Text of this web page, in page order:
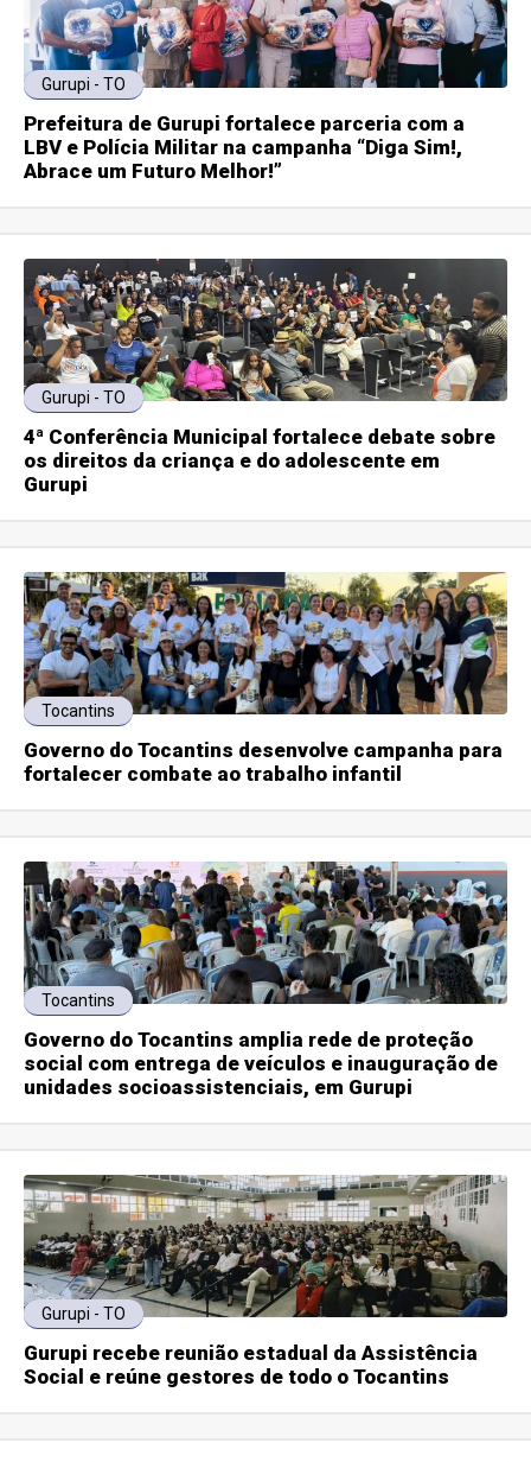
Gurupi - TO
Prefeitura de Gurupi fortalece parceria com a
LBV e Polícia Militar na campanha “Diga Sim!,
Abrace um Futuro Melhor!”
Gurupi - TO
4ª Conferência Municipal fortalece debate sobre
os direitos da criança e do adolescente em
Gurupi
Tocantins
Governo do Tocantins desenvolve campanha para
fortalecer combate ao trabalho infantil
Tocantins
Governo do Tocantins amplia rede de proteção
social com entrega de veículos e inauguração de
unidades socioassistenciais, em Gurupi
Gurupi - TO
Gurupi recebe reunião estadual da Assistência
Social e reúne gestores de todo o Tocantins